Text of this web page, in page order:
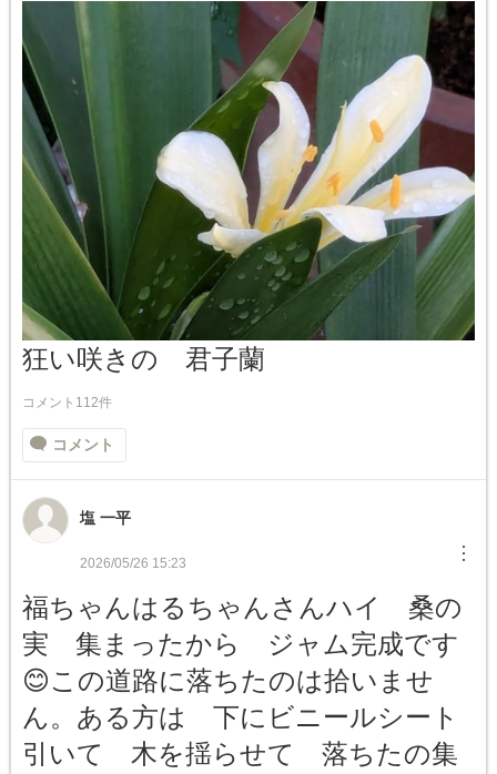
狂い咲きの 君子蘭
コメント112件
コメント
塩 一平
2026/05/26 15:23 ︙
福ちゃんはるちゃんさんハイ 桑の
実 集まったから ジャム完成です
😊この道路に落ちたのは拾いませ
ん。ある方は 下にビニールシート
引いて 木を揺らせて 落ちたの集